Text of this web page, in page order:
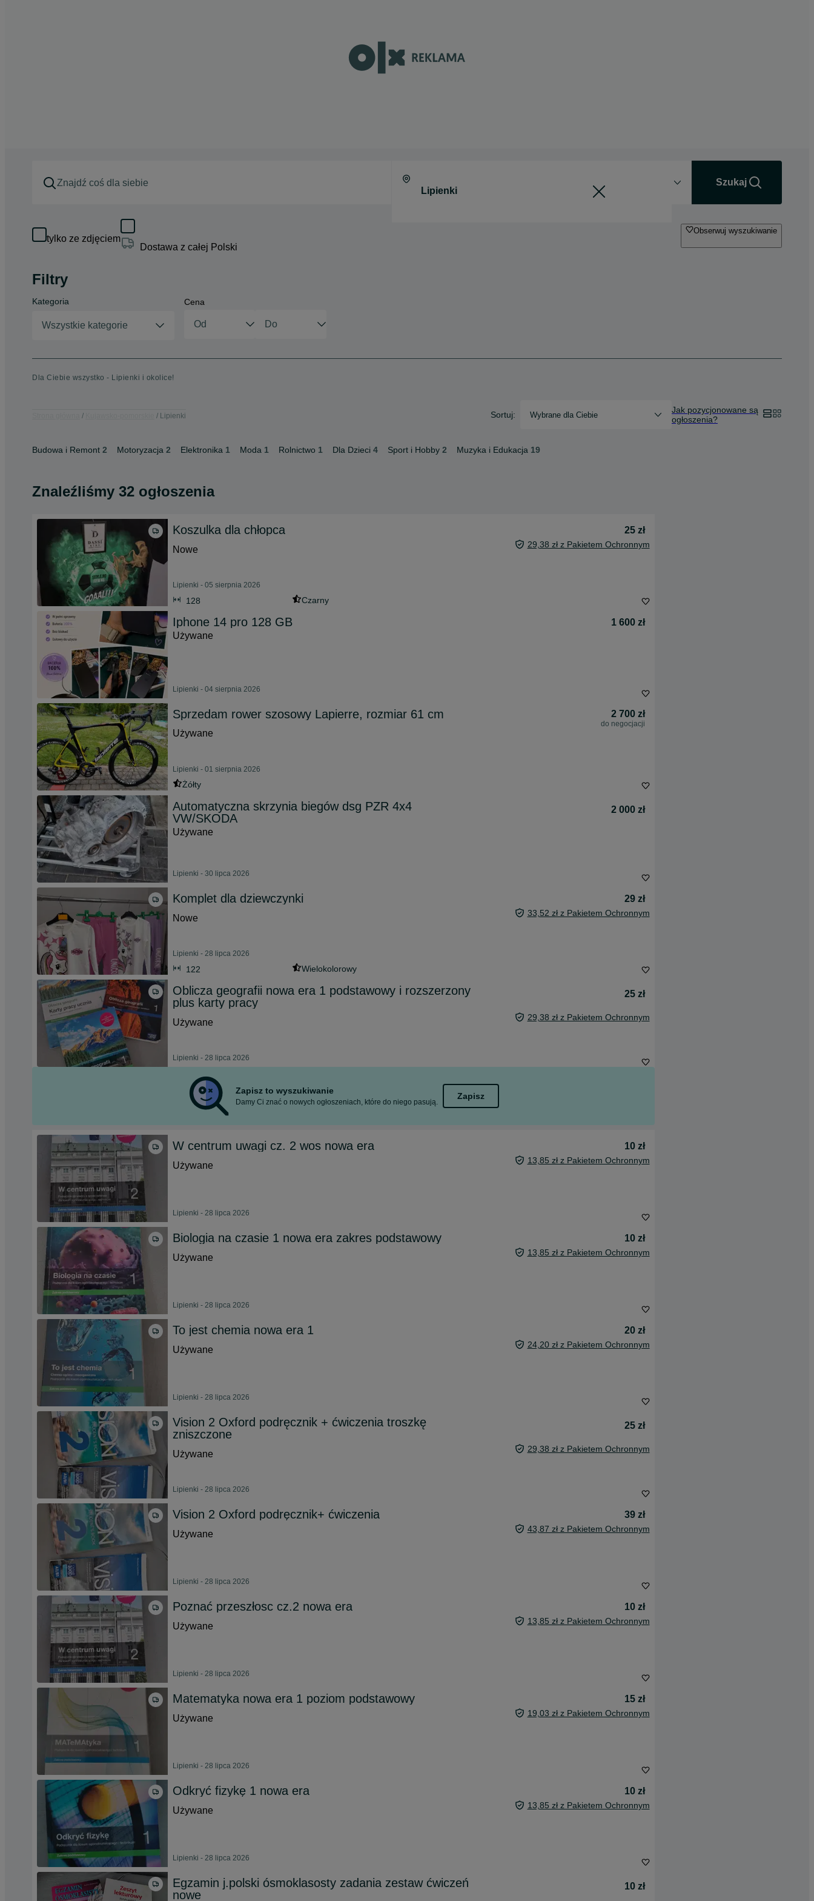
Szukaj
tylko ze zdjęciem
Dostawa z całej Polski
Obserwuj wyszukiwanie
Filtry
Kategoria
Wszystkie kategorie
Cena
Dla Ciebie wszystko - Lipienki i okolice!
Lipienki Sortuj: Wybrane dla Ciebie
Jak pozycjonowane są
ogłoszenia?
Budowa i Remont 2 Motoryzacja 2 Elektronika 1 Moda 1 Rolnictwo 1 Dla Dzieci 4 Sport i Hobby 2 Muzyka i Edukacja 19
Znaleźliśmy 32 ogłoszenia
Koszulka dla chłopca
25 zł
Nowe
29,38 zł z Pakietem Ochronnym
Lipienki - 05 sierpnia 2026
128 Czarny
Iphone 14 pro 128 GB
1 600 zł
Używane
Lipienki - 04 sierpnia 2026
Sprzedam rower szosowy Lapierre, rozmiar 61 cm 2 700 zł
do negocjacji
Używane
Lipienki - 01 sierpnia 2026
Żółty
Automatyczna skrzynia biegów dsg PZR 4x4
VW/SKODA
2 000 zł
Używane
Lipienki - 30 lipca 2026
Komplet dla dziewczynki
29 zł
Nowe
33,52 zł z Pakietem Ochronnym
Lipienki - 28 lipca 2026
122 Wielokolorowy
Oblicza geografii nowa era 1 podstawowy i rozszerzony
plus karty pracy
25 zł
Używane 29,38 zł z Pakietem Ochronnym
Lipienki - 28 lipca 2026
Zapisz to wyszukiwanie
Damy Ci znać o nowych ogłoszeniach, które do niego pasują.
Zapisz
W centrum uwagi cz. 2 wos nowa era
10 zł
Używane
13,85 zł z Pakietem Ochronnym
Lipienki - 28 lipca 2026
Biologia na czasie 1 nowa era zakres podstawowy
10 zł
Używane
13,85 zł z Pakietem Ochronnym
Lipienki - 28 lipca 2026
To jest chemia nowa era 1
20 zł
Używane
24,20 zł z Pakietem Ochronnym
Lipienki - 28 lipca 2026
Vision 2 Oxford podręcznik + ćwiczenia troszkę
zniszczone
25 zł
Używane 29,38 zł z Pakietem Ochronnym
Lipienki - 28 lipca 2026
Vision 2 Oxford podręcznik+ ćwiczenia
39 zł
Używane
43,87 zł z Pakietem Ochronnym
Lipienki - 28 lipca 2026
Poznać przeszłosc cz.2 nowa era
10 zł
Używane
13,85 zł z Pakietem Ochronnym
Lipienki - 28 lipca 2026
Matematyka nowa era 1 poziom podstawowy
15 zł
Używane
19,03 zł z Pakietem Ochronnym
Lipienki - 28 lipca 2026
Odkryć fizykę 1 nowa era
10 zł
Używane
13,85 zł z Pakietem Ochronnym
Lipienki - 28 lipca 2026
Egzamin j.polski ósmoklasosty zadania zestaw ćwiczeń
nowe
10 zł